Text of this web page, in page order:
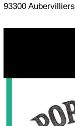
93300 Aubervilliers